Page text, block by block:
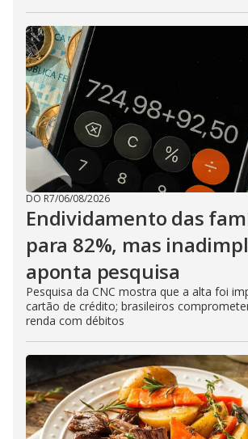
DO R7/06/08/2026
Endividamento das
para 82%, mas
aponta pesquisa
Pesquisa da CNC mostra que a alta foi
cartão de crédito; brasileiros
renda com débitos